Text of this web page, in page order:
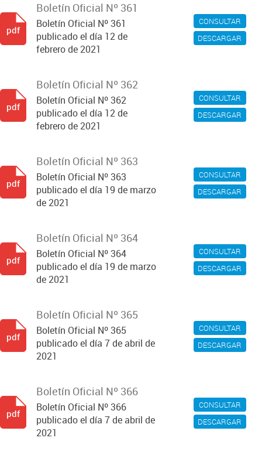
CONSULTAR
DESCARGAR
Boletín Oficial Nº 361
Boletín Oficial Nº 361
publicado el día 12 de
febrero de 2021
pdf
CONSULTAR
DESCARGAR
Boletín Oficial Nº 362
Boletín Oficial Nº 362
publicado el día 12 de
febrero de 2021
pdf
CONSULTAR
DESCARGAR
Boletín Oficial Nº 363
Boletín Oficial Nº 363
publicado el día 19 de marzo
de 2021
pdf
CONSULTAR
DESCARGAR
Boletín Oficial Nº 364
Boletín Oficial Nº 364
publicado el día 19 de marzo
de 2021
pdf
CONSULTAR
DESCARGAR
Boletín Oficial Nº 365
Boletín Oficial Nº 365
publicado el día 7 de abril de
2021
pdf
CONSULTAR
DESCARGAR
Boletín Oficial Nº 366
Boletín Oficial Nº 366
publicado el día 7 de abril de
2021
pdf